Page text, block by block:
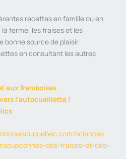
recettes en famille ou en
ferme, les fraises et les
bonne source de plaisir.
en consultant les autres
aux framboises
l’autocueillette !
sciences-
des-fraises-et-des-